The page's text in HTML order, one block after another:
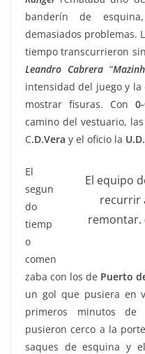
banderín de
demasiados problemas.
tiempo transcurrieron
Leandro Cabrera “
intensidad del juego y la
mostrar fisuras. Con
camino del vestuario,
C.D.Vera y el oficio la
El equipo
recurrir
remontar.
El
segun
do
tiemp
o
comen
zaba con los de Puerto
un gol que pusiera en
primeros minutos de
pusieron cerco a la
saques de esquina y